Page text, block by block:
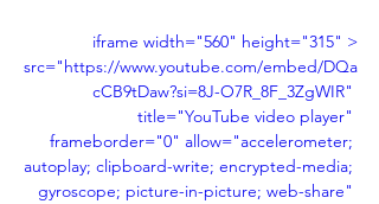
<iframe width="560" height="315"
src="https://www.youtube.com/embed/DQa
cCB9tDaw?si=8J-O7R_8F_3ZgWIR"
title="YouTube video player"
frameborder="0" allow="accelerometer;
autoplay; clipboard-write; encrypted-media;
gyroscope; picture-in-picture; web-share"